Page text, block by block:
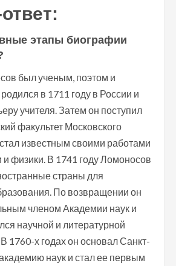
этапы биографии
был ученым, поэтом и
в 1711 году в России и
учителя. Затем он поступил
факультет Московского
известным своими работами
и физики. В 1741 году Ломоносов
страны для
По возвращении он
членом Академии наук и
научной и литературной
1760-х годах он основал Санкт-
наук и стал ее первым